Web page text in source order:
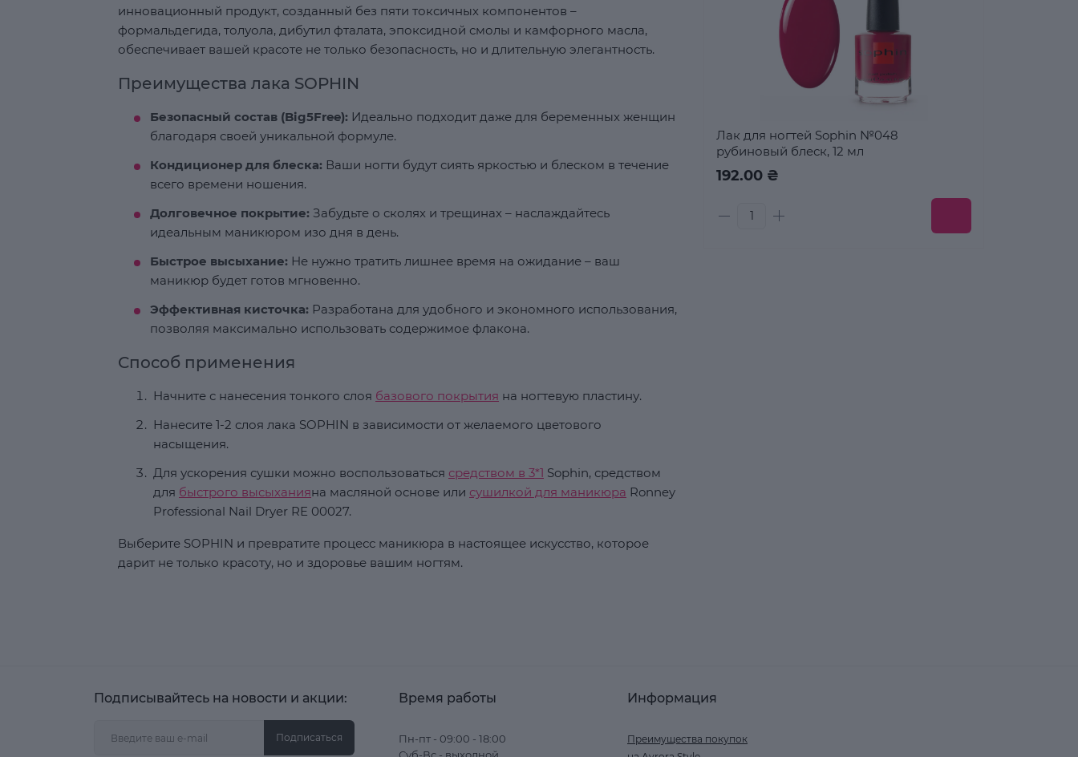
инновационный продукт, созданный без пяти токсичных компонентов –
формальдегида, толуола, дибутил фталата, эпоксидной смолы и камфорного масла,
обеспечивает вашей красоте не только безопасность, но и длительную элегантность.
Преимущества лака SOPHIN
Безопасный состав (Big5Free): Идеально подходит даже для беременных женщин
благодаря своей уникальной формуле.
Кондиционер для блеска: Ваши ногти будут сиять яркостью и блеском в течение
всего времени ношения.
Долговечное покрытие: Забудьте о сколях и трещинах – наслаждайтесь
идеальным маникюром изо дня в день.
Быстрое высыхание: Не нужно тратить лишнее время на ожидание – ваш
маникюр будет готов мгновенно.
Эффективная кисточка: Разработана для удобного и экономного использования,
позволяя максимально использовать содержимое флакона.
Способ применения
Начните с нанесения тонкого слоя базового покрытия на ногтевую пластину.
Нанесите 1-2 слоя лака SOPHIN в зависимости от желаемого цветового
насыщения.
Для ускорения сушки можно воспользоваться средством в 3*1 Sophin, средством
для быстрого высыханияна масляной основе или сушилкой для маникюра Ronney
Professional Nail Dryer RE 00027.
Выберите SOPHIN и превратите процесс маникюра в настоящее искусство, которое
дарит не только красоту, но и здоровье вашим ногтям.
Лак для ногтей Sophin №048
рубиновый блеск, 12 мл
192.00 ₴
Подписывайтесь на новости и акции:
Подписаться
Время работы
Пн-пт - 09:00 - 18:00
Информация
Преимущества покупок